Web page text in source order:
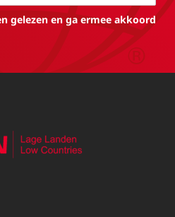
gelezen en ga ermee akkoord